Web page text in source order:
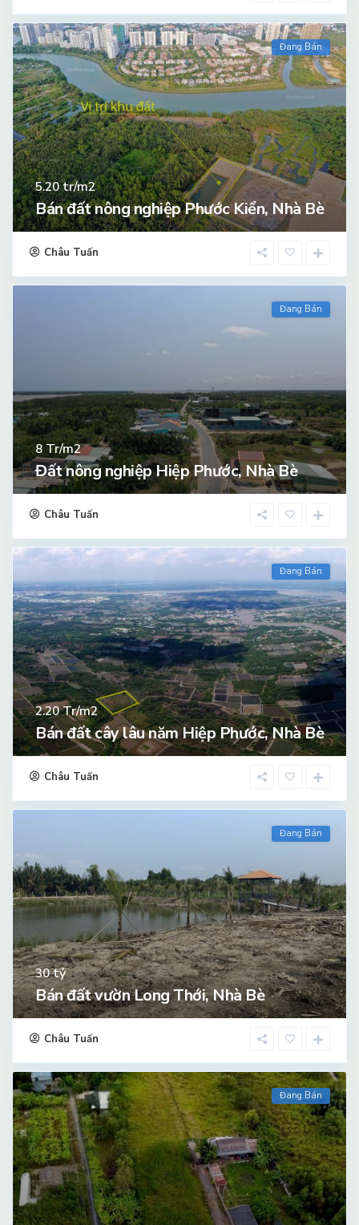
Đang Bán
5.20tr/m2
Bán đất nông nghiệp Phước Kiển, Nhà Bè
Châu Tuấn
Đang Bán
8Tr/m2
Đất nông nghiệp Hiệp Phước, Nhà Bè
Châu Tuấn
Đang Bán
2.20Tr/m2
Bán đất cây lâu năm Hiệp Phước, Nhà Bè
Châu Tuấn
Đang Bán
30tỷ
Bán đất vườn Long Thới, Nhà Bè
Châu Tuấn
Đang Bán